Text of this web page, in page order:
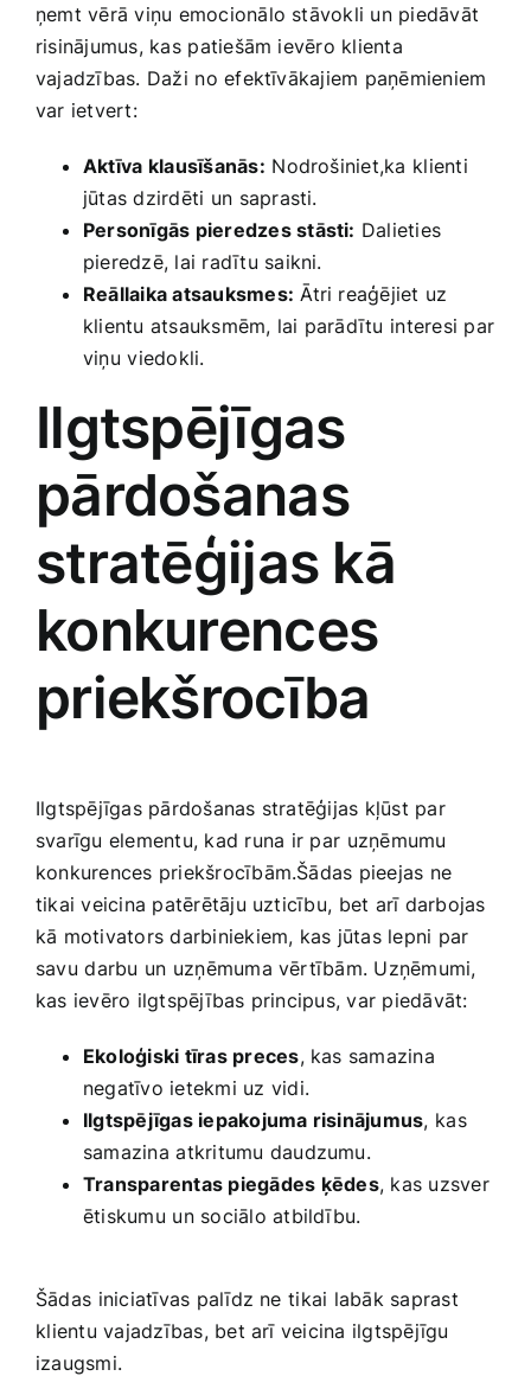
ņemt vērā viņu emocionālo‍ stāvokli​ un piedāvāt
risinājumus, kas ⁤patiešām ievēro klienta
vajadzības. Daži ⁢no efektīvākajiem paņēmieniem
var‍ ietvert:
Aktīva⁤ klausīšanās: ⁤Nodrošiniet,ka⁤ klienti
jūtas dzirdēti‍ un ⁢saprasti.
Personīgās ​pieredzes stāsti: Dalieties⁤
pieredzē, lai radītu saikni.
Reāllaika ‌atsauksmes: Ātri reaģējiet⁤ uz
klientu atsauksmēm, lai ‌parādītu⁢ interesi par
viņu ⁤viedokli.
Ilgtspējīgas
pārdošanas
stratēģijas kā‍
konkurences
priekšrocība
Ilgtspējīgas pārdošanas stratēģijas kļūst par
svarīgu elementu, kad runa ⁢ir par⁣ uzņēmumu
konkurences‌ priekšrocībām.Šādas pieejas ne
tikai veicina patērētāju uzticību, ⁤bet‌ arī darbojas
kā motivators darbiniekiem, kas ‌jūtas lepni par
savu⁤ darbu⁣ un uzņēmuma‌ vērtībām. Uzņēmumi,
kas ievēro ilgtspējības principus, var piedāvāt:
Ekoloģiski tīras preces, kas samazina
negatīvo ietekmi uz vidi.
Ilgtspējīgas iepakojuma‌ risinājumus, ⁣kas
samazina⁣ atkritumu daudzumu.
Transparentas‌ piegādes⁢ ķēdes, ‍kas uzsver
ētiskumu⁣ un‍ sociālo atbildību.
Šādas ⁤iniciatīvas‌ palīdz ne⁣ tikai labāk saprast
⁤klientu vajadzības, bet arī veicina ilgtspējīgu
izaugsmi.